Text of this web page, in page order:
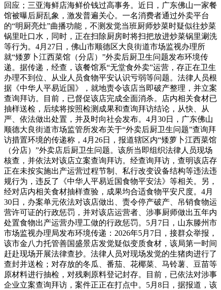
回应；三亚海鲜店海鲜价钱过高事务。近日，广东佛山一家餐
馆被曝后厨乱象，激发普遍关心。一名消费者通过外卖平台
的“明厨亮灶”曲播功能，不测发觉当班厨师炒菜时疑似往炒菜
锅里吐口水，同时，正在扫除厨房时将扫把放进炒菜锅里涮洗
等行为。4月27日，佛山市顺德区大良街道市场监视办理所
就“矮萝卜江西菜馆（分店）”外卖后厨卫生问题发布环境传
递。据传递，经查，该餐馆系“无堂食外卖”运营，存正在卫生
办理不到位、从业人员食物平安认识亏弱等问题。法律人员根
据《中华人平易近国》，就地责令该店当即破产整理，并立案
查询拜访。目前，已督促该店完成全面消杀。店内相关食材已
抽样送检，后续将按照检测成果和查询拜访结论，从快、从
严、依法做出处置，并及时向社会发布。4月30日，广东佛山
顺德大良街道市场监管所发布关于“外卖后厨卫生问题”查询拜
访措置环境的传递称，4月26日，报道辖区内“矮萝卜江西菜馆
（分店）”外卖店后厨卫生问题。该所当即组织法律人员现场
核查，并依法对该店立案查询拜访。经查询拜访，查明该店存
正在未按实施出产运营过程节制、私行改变设备结构等违法违
规行为，违反了《中华人平易近国食物平安法》等相关。另，
经对店内相关食材抽样查验，成果均合适食物平安尺度。4月
30日，办案单元依法对该店做出、责令停产破产、吊销食物运
营许可证的行政惩罚，并对该店运营者、涉事厨师做出五年内
处置食物出产运营办理工做的行政惩罚。5月7日，山东滕州市
市场监视办理局发布环境传递：2026年5月7日，接群众举报，
该市金八力托管善国盛景店发觉疑似变质食材，该局第一时间
赶赴现场开展法律查抄。法律人员对现场发觉的生猪肉进行了
查封并送检；对存放的冬瓜、番茄、花椰菜、马铃薯、豆苗等
原材料进行抽检，对残剩原料登记封存。目前，已依法对涉事
企业立案查询拜访，案件正正在打点中。5月8日，据报道，该